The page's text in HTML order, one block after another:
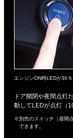
エンジンON時LEDが30
ドア開閉や夜間点灯
動してLEDが点灯（
※別売のスイッチ（昼間
できます。